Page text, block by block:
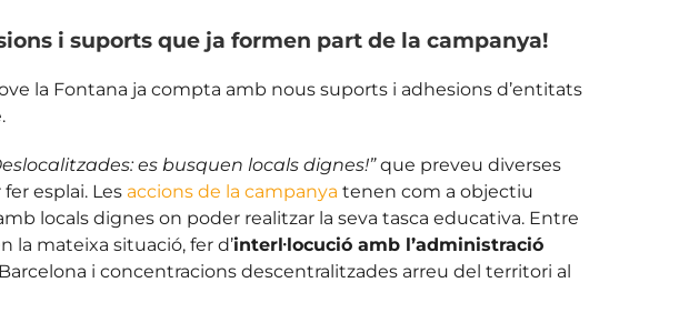
i suports que ja formen part de la campanya!
la Fontana ja compta amb nous suports i adhesions d’entitats
es busquen locals dignes!”que preveu diverses
esplai. Les accions de la campanya tenen com a objectiu
locals dignes on poder realitzar la seva tasca educativa. Entre
la mateixa situació, fer d’interl·locució amb l’administració
i concentracions descentralitzades arreu del territori al